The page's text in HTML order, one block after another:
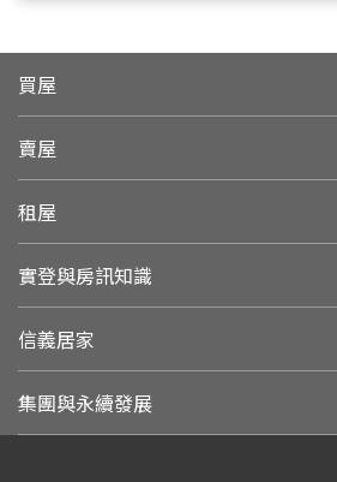
買屋
賣屋
租屋
實登與房訊知識
信義居家
集團與永續發展